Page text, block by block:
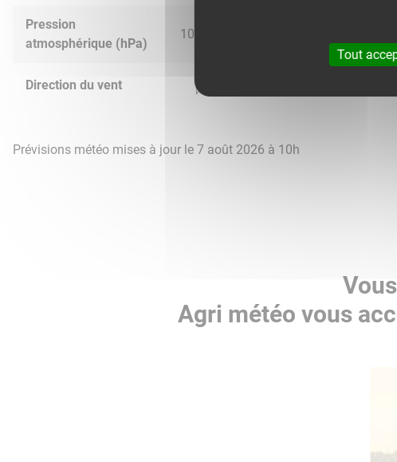
Pression
atmosphérique (hPa)
1020.0
Direction du vent
Prévisions météo mises à jour le 7 août 2026 à 10h
Agri météo vous
Tout